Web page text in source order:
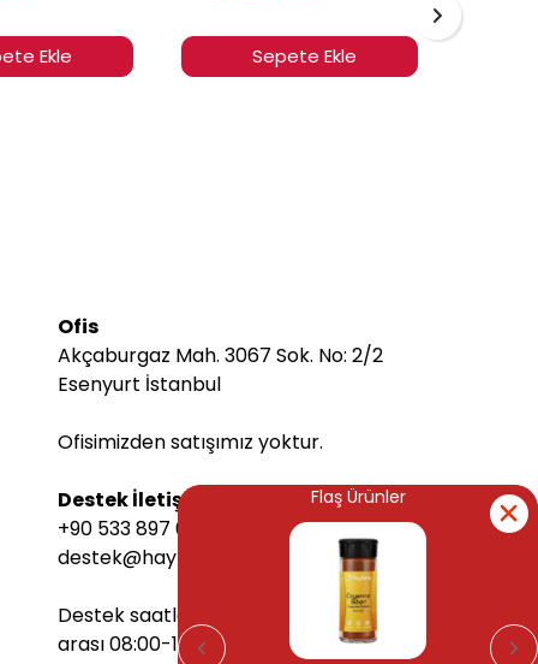
Ekle Sepete Ekle
Ofis
Akçaburgaz Mah. 3067 Sok. No: 2/2
Esenyurt İstanbul
Ofisimizden satışımız yoktur.
Destek İletişim Bilgileri
+90 533 897 6068
destek@hayfene.com
Destek saatlerimiz Pazartesi-Cuma
arası 08:00-17:00 arasındadır.
Flaş Ürünler
Flaş Ürünler